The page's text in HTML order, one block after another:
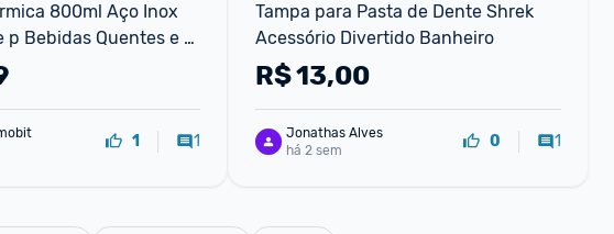
800ml Aço Inox
p Bebidas Quentes e
1 1
Tampa para Pasta de Dente Shrek
Acessório Divertido Banheiro
R$13,00
Jonathas Alves
há 2 sem
0 1